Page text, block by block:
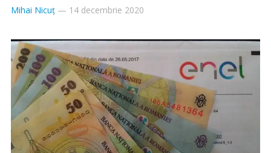
Mihai Nicuț— 14 decembrie 2020